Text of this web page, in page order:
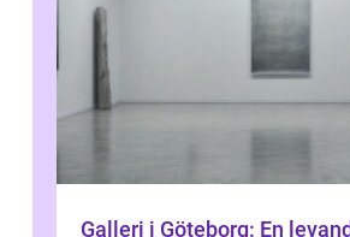
Galleri i Göteborg: En